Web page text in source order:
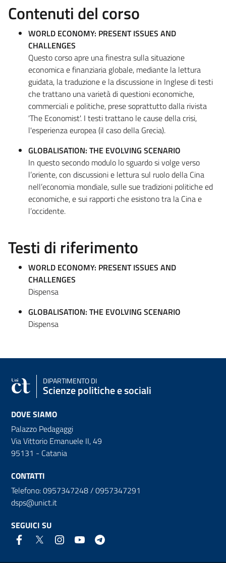
Contenuti del corso
WORLD ECONOMY: PRESENT ISSUES AND
CHALLENGES
Questo corso apre una finestra sulla situazione
economica e finanziaria globale, mediante la lettura
guidata, la traduzione e la discussione in Inglese di testi
che trattano una varietà di questioni economiche,
commerciali e politiche, prese soprattutto dalla rivista
'The Economist'. I testi trattano le cause della crisi,
l'esperienza europea (il caso della Grecia).
GLOBALISATION: THE EVOLVING SCENARIO
In questo secondo modulo lo sguardo si volge verso
l’oriente, con discussioni e lettura sul ruolo della Cina
nell’economia mondiale, sulle sue tradizioni politiche ed
economiche, e sui rapporti che esistono tra la Cina e
l’occidente.
Testi di riferimento
WORLD ECONOMY: PRESENT ISSUES AND
CHALLENGES
Dispensa
GLOBALISATION: THE EVOLVING SCENARIO
Dispensa
DIPARTIMENTO DI
Scienze politiche e sociali
DOVE SIAMO
Palazzo Pedagaggi
Via Vittorio Emanuele II, 49
95131 - Catania
CONTATTI
Telefono: 0957347248 / 0957347291
dsps@unict.it
SEGUICI SU